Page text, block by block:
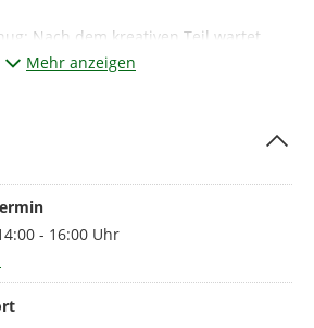
Nach dem kreativen Teil wartet
Die individuell gestalteten
lädt Familien herzlich ein,
Teilnehmer, bar am
Veranstaltung ist kostenfrei.
Mehr anzeigen
- 16:00 Uhr